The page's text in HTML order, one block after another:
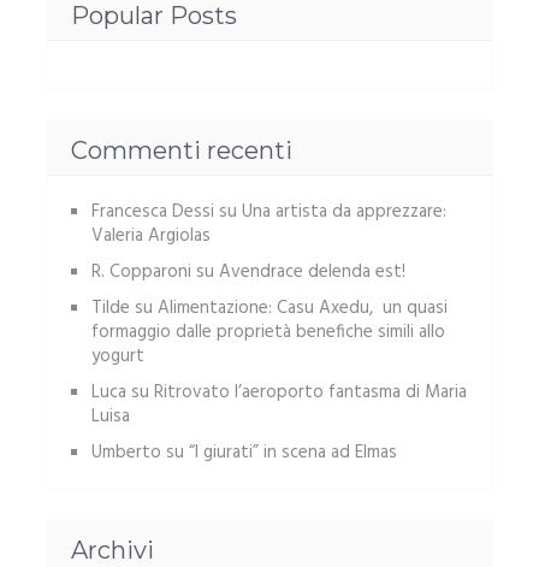
Popular Posts
Commenti recenti
Francesca Dessi su Una artista da apprezzare:
Valeria Argiolas
R. Copparoni su Avendrace delenda est!
Tilde su Alimentazione: Casu Axedu, un quasi
formaggio dalle proprietà benefiche simili allo
yogurt
Luca su Ritrovato l’aeroporto fantasma di Maria
Luisa
Umberto su “I giurati” in scena ad Elmas
Archivi